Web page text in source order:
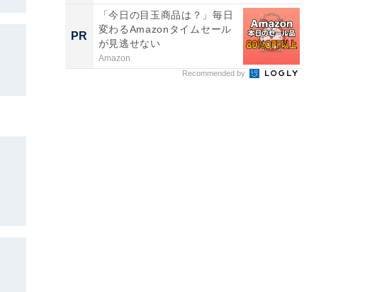
PR
「今日の目玉商品は？」毎日
変わるAmazonタイムセール
が見逃せない
Amazon
Recommended by